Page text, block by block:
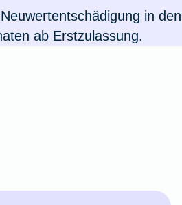
du wichtig bist
in den
ab Erstzulassung.